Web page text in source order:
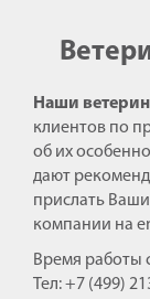
Наши
клиентов по
об их
дают
прислать
компании на
Время работы
Тел: +7 (499)